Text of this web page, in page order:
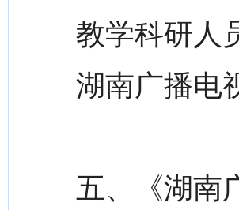
教学科研人
湖南广播电
五、《湖南